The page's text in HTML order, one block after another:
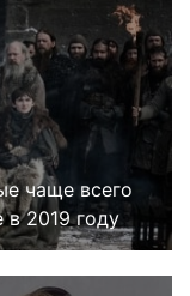
чаще всего
2019 году